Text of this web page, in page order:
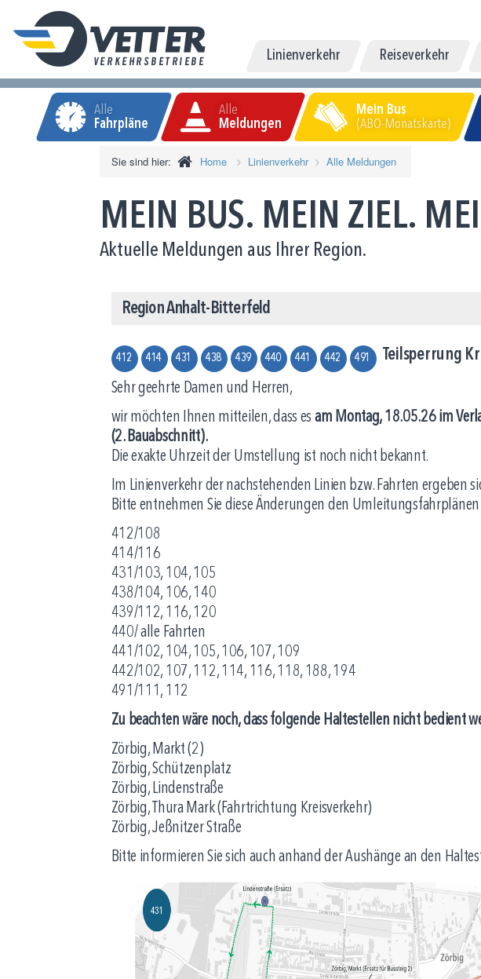
Linienverkehr Reiseverkehr
Alle
Fahrpläne
Alle
Meldungen
Mein Bus
(ABO-Monatskarte)
Sie sind hier: Home Linienverkehr Alle Meldungen
MEIN BUS. MEIN ZIEL.
Aktuelle Meldungen aus Ihrer Region.
Region Anhalt-Bitterfeld
412 414 431 438 439 440 441 442 491 Teilsperrung
Sehr geehrte Damen und Herren,
wir möchten Ihnen mitteilen, dass es am Montag, 18.05.26 im
(2. Bauabschnitt).
Die exakte Uhrzeit der Umstellung ist noch nicht bekannt.
Im Linienverkehr der nachstehenden Linien bzw. Fahrten ergeben
Bitte entnehmen Sie diese Änderungen den Umleitungsfahrplänen
412/108
414/116
431/103, 104, 105
438/104, 106, 140
439/112, 116, 120
440/ alle Fahrten
441/102, 104, 105, 106, 107, 109
442/102, 107, 112, 114, 116, 118, 188, 194
491/111, 112
Zu beachten wäre noch, dass folgende Haltestellen nicht bedient
Zörbig, Markt (2)
Zörbig, Schützenplatz
Zörbig, Lindenstraße
Zörbig, Thura Mark (Fahrtrichtung Kreisverkehr)
Zörbig, Jeßnitzer Straße
Bitte informieren Sie sich auch anhand der Aushänge an den